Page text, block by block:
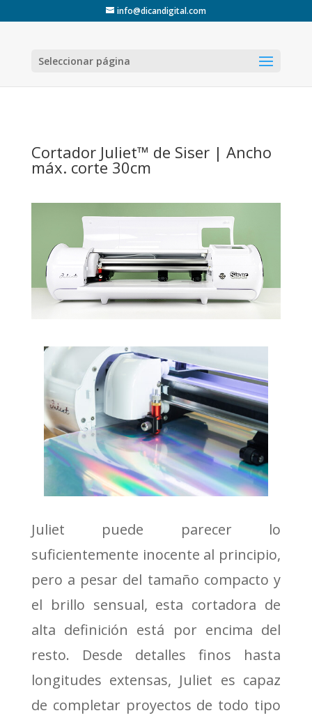
info@dicandigital.com
Seleccionar página
Cortador Juliet™ de Siser | Ancho
máx. corte 30cm
Juliet puede parecer lo
suficientemente inocente al principio,
pero a pesar del tamaño compacto y
el brillo sensual, esta cortadora de
alta definición está por encima del
resto. Desde detalles finos hasta
longitudes extensas, Juliet es capaz
de completar proyectos de todo tipo